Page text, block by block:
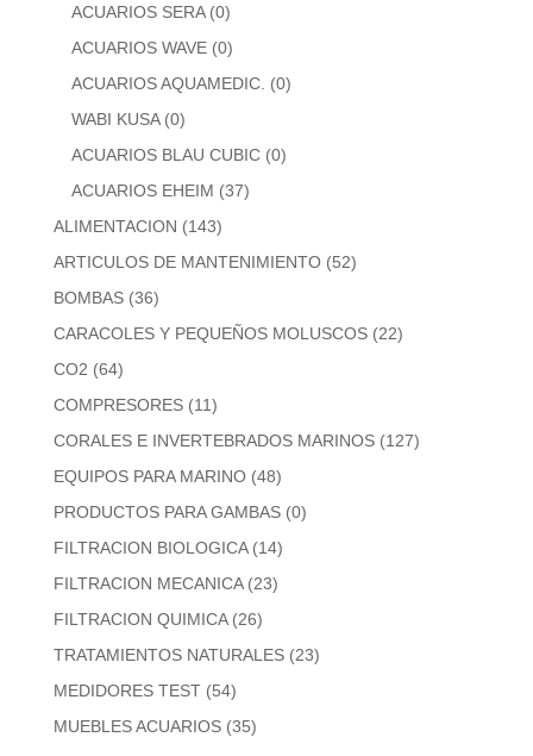
ACUARIOS SERA (0)
ACUARIOS WAVE (0)
ACUARIOS AQUAMEDIC. (0)
WABI KUSA (0)
ACUARIOS BLAU CUBIC (0)
ACUARIOS EHEIM (37)
ALIMENTACION (143)
ARTICULOS DE MANTENIMIENTO (52)
BOMBAS (36)
CARACOLES Y PEQUEÑOS MOLUSCOS (22)
CO2 (64)
COMPRESORES (11)
CORALES E INVERTEBRADOS MARINOS (127)
EQUIPOS PARA MARINO (48)
PRODUCTOS PARA GAMBAS (0)
FILTRACION BIOLOGICA (14)
FILTRACION MECANICA (23)
FILTRACION QUIMICA (26)
TRATAMIENTOS NATURALES (23)
MEDIDORES TEST (54)
MUEBLES ACUARIOS (35)